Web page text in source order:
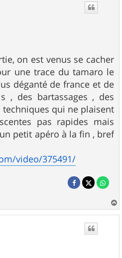
on est venus se cacher
une trace du tamaro le
déganté de france et de
, des bartassages , des
qui ne plaisent
pas rapides mais
petit apéro à la fin , bref
video/375491/
a